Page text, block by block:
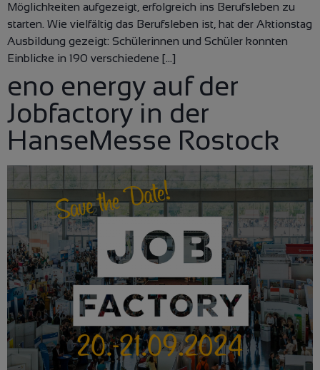
Möglichkeiten aufgezeigt, erfolgreich ins Berufsleben zu
starten. Wie vielfältig das Berufsleben ist, hat der Aktionstag
Ausbildung gezeigt: Schülerinnen und Schüler konnten
Einblicke in 190 verschiedene […]
eno energy auf der
Jobfactory in der
HanseMesse Rostock